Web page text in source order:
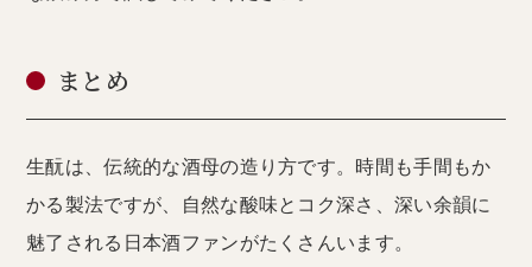
まとめ
生酛は、伝統的な酒母の造り方です。時間も手間もか
かる製法ですが、自然な酸味とコク深さ、深い余韻に
魅了される日本酒ファンがたくさんいます。